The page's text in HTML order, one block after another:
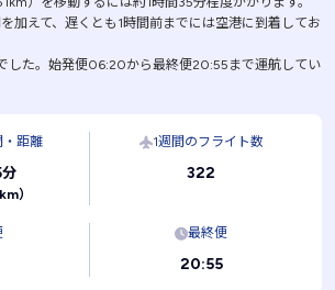
加えて、遅くとも1時間前までには空港に到着してお
した。始発便06:20から最終便20:55まで運航してい
・距離
）
1週間のフライト数
322
最終便
20:55